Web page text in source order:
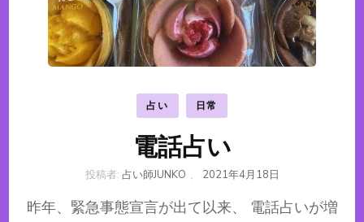
占い 日常
電話占い
投稿者: 占い師JUNKO 、 2021年4月18日
昨年、緊急事態宣言が出て以来、 電話占いが増